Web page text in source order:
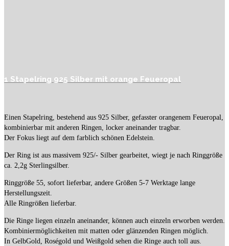
1 Stapelring 925 Silber mit orange Feueropal
Einen Stapelring, bestehend aus 925 Silber, gefasster orangenem Feueropal,
kombinierbar mit anderen Ringen, locker aneinander tragbar.
Der Fokus liegt auf dem farblich schönen Edelstein.
Der Ring ist aus massivem 925/- Silber gearbeitet, wiegt je nach Ringgröße
ca. 2,2g Sterlingsilber.
Ringgröße 55, sofort lieferbar, andere Größen 5-7 Werktage lange
Herstellungszeit.
Alle Ringrößen lieferbar.
Die Ringe liegen einzeln aneinander, können auch einzeln erworben werden.
Kombiniermöglichkeiten mit matten oder glänzenden Ringen möglich.
In GelbGold, Roségold und Weißgold sehen die Ringe auch toll aus.